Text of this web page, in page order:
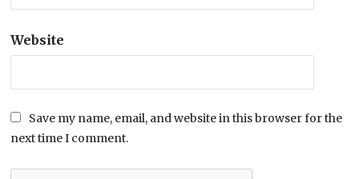
Website
Save my name, email, and website in this browser for the
next time I comment.